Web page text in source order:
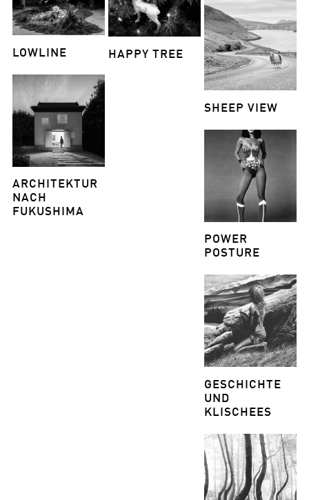
LOWLINE
ARCHITEKTUR
NACH
FUKUSHIMA
HAPPY TREE
SHEEP VIEW
POWER
POSTURE
GESCHICHTE
UND
KLISCHEES